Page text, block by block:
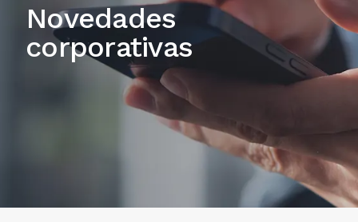
Novedades
corporativas